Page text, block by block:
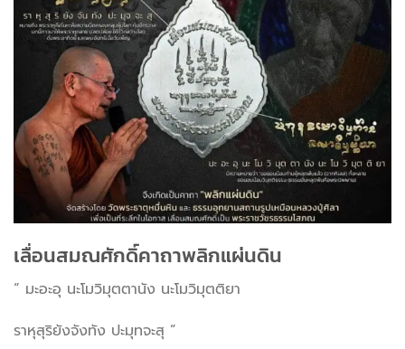
เลื่อนสมณศักดิ์คาถาพลิกแผ่นดิน
“ มะอะอุ นะโมวิมุตตานัง นะโมวิมุตติยา
ราหุสุริยังจังทัง ปะมุทจะสุ ”